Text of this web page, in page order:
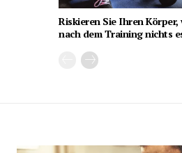
Riskieren Sie Ihren Körper,
nach dem Training nichts